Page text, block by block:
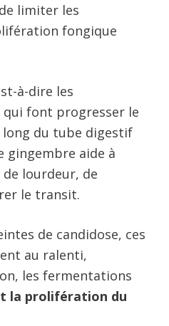
limiter les
fongique
à-dire les
font progresser le
du tube digestif
gingembre aide à
lourdeur, de
le transit.
de candidose, ces
au ralenti,
les fermentations
la prolifération du